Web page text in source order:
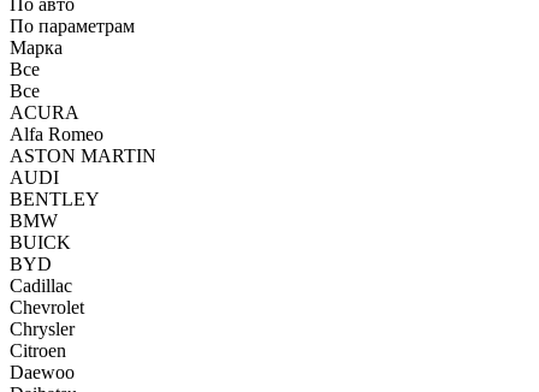
По параметрам
Марка
Все
Все
ACURA
Alfa Romeo
ASTON MARTIN
AUDI
BENTLEY
BMW
BUICK
BYD
Cadillac
Chevrolet
Chrysler
Citroen
Daewoo